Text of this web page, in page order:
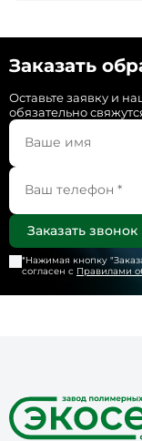
Заказать
Оставьте заявку и
обязательно
*Нажимая кнопку "
согласен с Правилами